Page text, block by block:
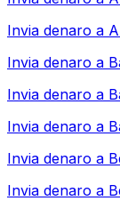
Invia denaro a
Invia denaro a
Invia denaro a
Invia denaro a
Invia denaro a
Invia denaro a